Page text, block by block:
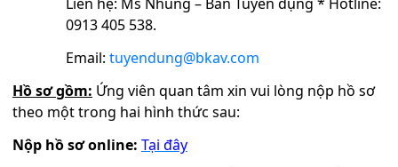
0913 405 538.
Email: tuyendung@bkav.com
Hồ sơ gồm: Ứng viên quan tâm xin vui lòng nộp hồ sơ
theo một trong hai hình thức sau:
Nộp hồ sơ online: Tại đây